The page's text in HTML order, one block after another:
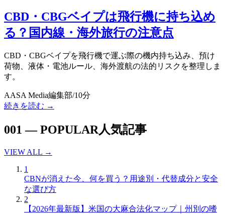
CBD・CBGベイプは飛行機に持ち込め
る？国内線・海外旅行の注意点
CBD・CBGベイプを飛行機で運ぶ際の機内持ち込み、預け
荷物、液体・電池ルール、海外渡航の法的リスクを整理しま
す。
AASA Media編集部/10分
続きを読む →
001 —POPULAR人気記事
VIEW ALL →
1
CBNが消えた今、何を買う？用途別・代替成分と安全
な選び方
2
【2026年最新版】米国の大麻合法化マップ｜州別の嗜